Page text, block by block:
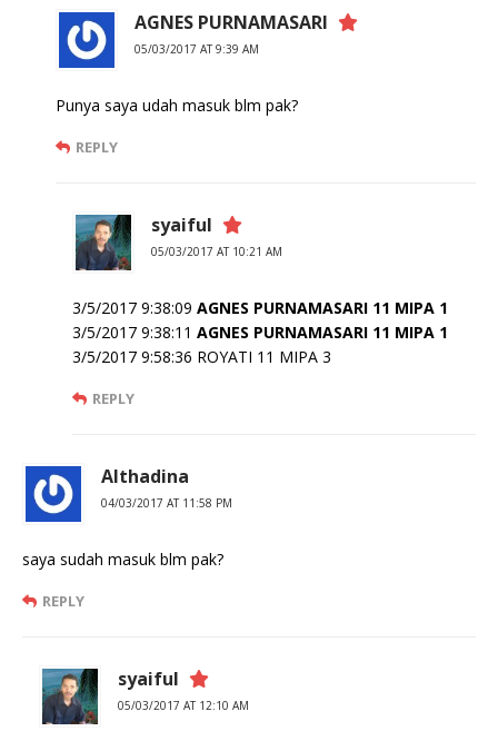
AGNES PURNAMASARI
05/03/2017 AT 9:39 AM
Punya saya udah masuk blm pak?
REPLY
syaiful
05/03/2017 AT 10:21 AM
3/5/2017 9:38:09 AGNES PURNAMASARI 11 MIPA 1
3/5/2017 9:38:11 AGNES PURNAMASARI 11 MIPA 1
3/5/2017 9:58:36 ROYATI 11 MIPA 3
REPLY
Althadina
04/03/2017 AT 11:58 PM
saya sudah masuk blm pak?
REPLY
syaiful
05/03/2017 AT 12:10 AM